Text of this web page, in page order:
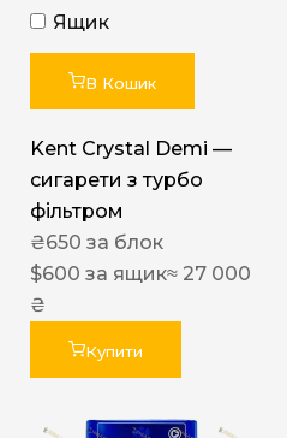
Ящик
В Кошик
Kent Crystal Demi —
сигарети з турбо
фільтром
₴650 за блок
$600 за ящик≈ 27 000
₴
Купити